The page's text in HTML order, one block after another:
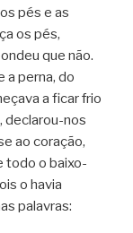
pés e as
os pés,
que não.
a perna, do
a ficar frio
declarou-nos
ao coração,
todo o baixo-
o havia
palavras: